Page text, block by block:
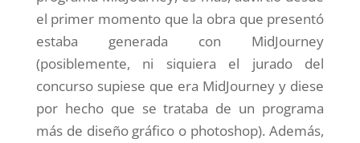
el primer momento que la obra que presentó
estaba generada con MidJourney
(posiblemente, ni siquiera el jurado del
concurso supiese que era MidJourney y diese
por hecho que se trataba de un programa
más de diseño gráfico o photoshop). Además,